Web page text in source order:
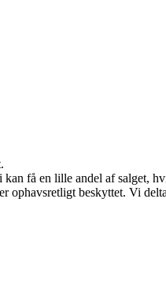
få en lille andel af salget,
ophavsretligt beskyttet. Vi